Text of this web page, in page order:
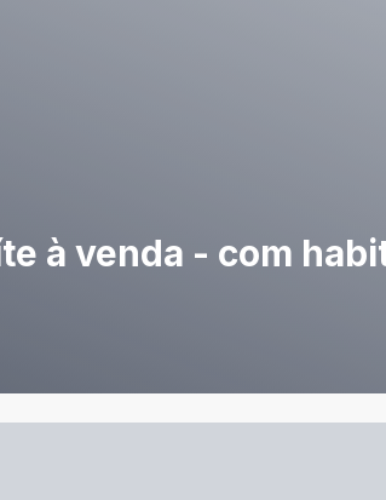
à venda - com